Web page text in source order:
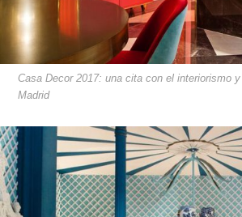
Casa Decor 2017: una cita con el interiorismo
Madrid